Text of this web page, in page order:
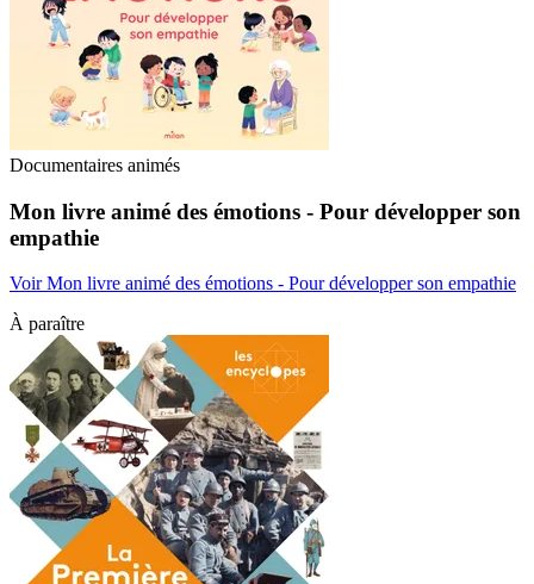
Documentaires animés
Mon livre animé des émotions - Pour développer son
empathie
Voir Mon livre animé des émotions - Pour développer son empathie
À paraître